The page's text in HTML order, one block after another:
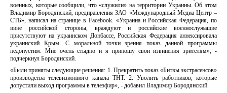
военных, которые сообщили, что «служили» на территории Украины. Об этом
Владимир Бородянский, предправления ЗАО «Международный Медиа Центр –
СТБ», написал на странице в Facebook. «Украина и Российская Федерация, по
вине российской стороны, враждуют и российские военнослужащие
присутствуют на украинском Донбассе, Российская Федерация аннексировала
украинский Крым. С моральной точки зрения показ данной программы
недопустим. Мне очень стыдно и я приношу свои извинения зрителям», -
подчеркнул Бородянский.
«Были приняты следующие решения: 1. Прекратить показ «Битвы экстрасенсов»
производства телевизионного канала ТНТ. 2. Уволить работников, которые
допустили выход программы в телеэфир», - добавил Владимир Бородянский.